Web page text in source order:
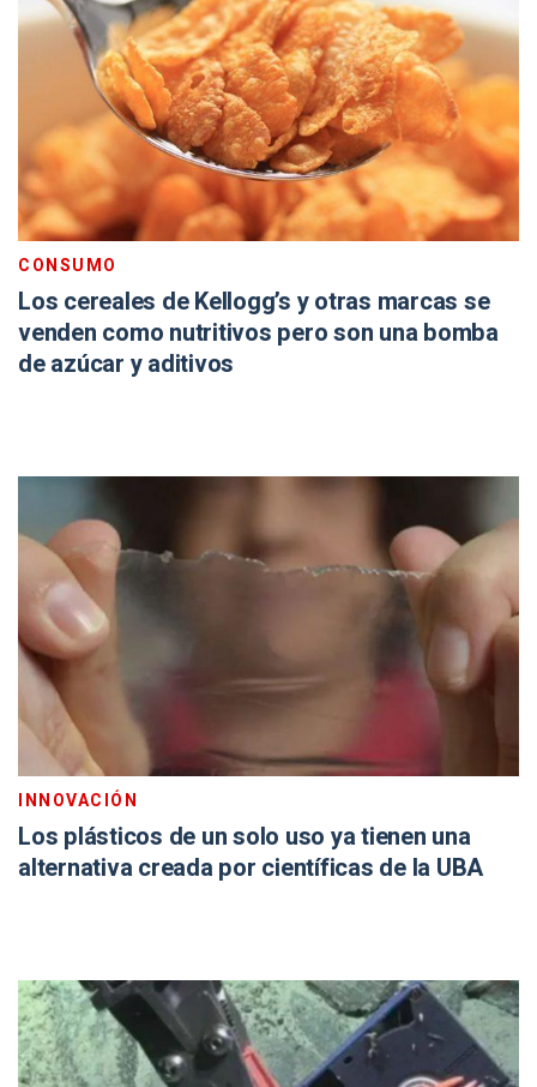
CONSUMO
Los cereales de Kellogg’s y otras marcas se
venden como nutritivos pero son una bomba
de azúcar y aditivos
INNOVACIÓN
Los plásticos de un solo uso ya tienen una
alternativa creada por científicas de la UBA